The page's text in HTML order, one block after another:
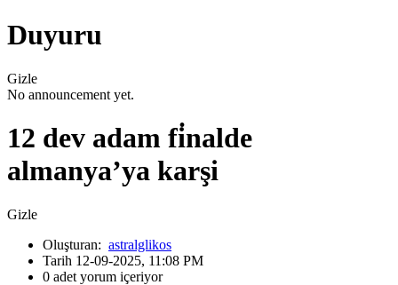
Duyuru
Gizle
No announcement yet.
12 dev adam fi̇nalde
almanya’ya karşi
Gizle
Oluşturan: astralglikos
Tarih 12-09-2025, 11:08 PM
0 adet yorum içeriyor